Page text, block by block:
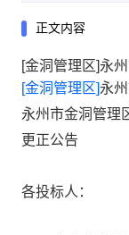
正文内容
[金洞管理区]永
[金洞管理区]永
永州市金洞管理
更正公告
各投标人：